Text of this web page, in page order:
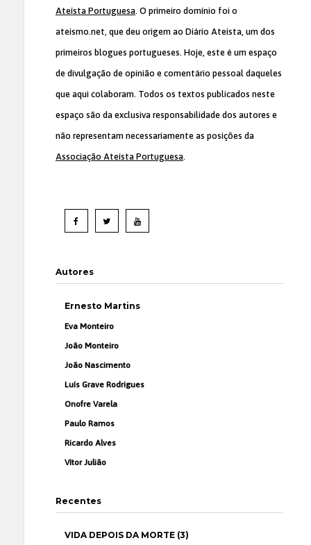
Ateísta Portuguesa. O primeiro domínio foi o
ateismo.net, que deu origem ao Diário Ateísta, um dos
primeiros blogues portugueses. Hoje, este é um espaço
de divulgação de opinião e comentário pessoal daqueles
que aqui colaboram. Todos os textos publicados neste
espaço são da exclusiva responsabilidade dos autores e
não representam necessariamente as posições da
Associação Ateísta Portuguesa.
Autores
Ernesto Martins
Eva Monteiro
João Monteiro
João Nascimento
Luís Grave Rodrigues
Onofre Varela
Paulo Ramos
Ricardo Alves
Vítor Julião
Recentes
VIDA DEPOIS DA MORTE (3)